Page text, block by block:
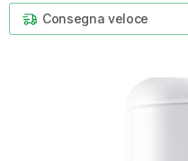
Consegna veloce